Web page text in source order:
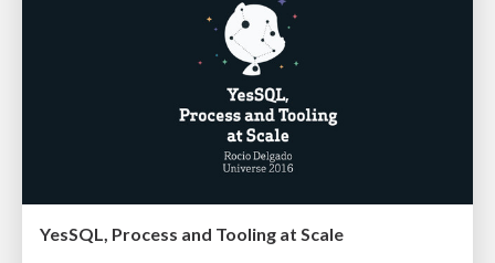
YesSQL, Process and Tooling at Scale